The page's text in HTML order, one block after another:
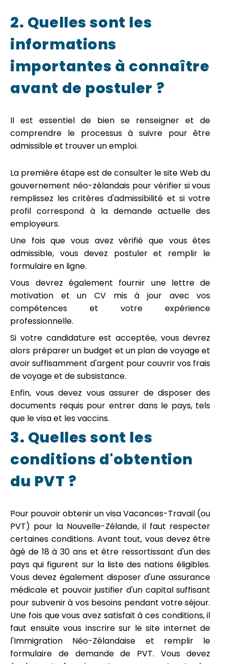
2. Quelles sont les
informations
importantes à connaître
avant de postuler ?
Il est essentiel de bien se renseigner et de
comprendre le processus à suivre pour être
admissible et trouver un emploi.
La première étape est de consulter le site Web du
gouvernement néo-zélandais pour vérifier si vous
remplissez les critères d'admissibilité et si votre
profil correspond à la demande actuelle des
employeurs.
Une fois que vous avez vérifié que vous êtes
admissible, vous devez postuler et remplir le
formulaire en ligne.
Vous devrez également fournir une lettre de
motivation et un CV mis à jour avec vos
compétences et votre expérience
professionnelle.
Si votre candidature est acceptée, vous devrez
alors préparer un budget et un plan de voyage et
avoir suffisamment d'argent pour couvrir vos frais
de voyage et de subsistance.
Enfin, vous devez vous assurer de disposer des
documents requis pour entrer dans le pays, tels
que le visa et les vaccins.
3. Quelles sont les
conditions d'obtention
du PVT ?
Pour pouvoir obtenir un visa Vacances-Travail (ou
PVT) pour la Nouvelle-Zélande, il faut respecter
certaines conditions. Avant tout, vous devez être
âgé de 18 à 30 ans et être ressortissant d'un des
pays qui figurent sur la liste des nations éligibles.
Vous devez également disposer d'une assurance
médicale et pouvoir justifier d'un capital suffisant
pour subvenir à vos besoins pendant votre séjour.
Une fois que vous avez satisfait à ces conditions, il
faut ensuite vous inscrire sur le site internet de
l'Immigration Néo-Zélandaise et remplir le
formulaire de demande de PVT. Vous devez